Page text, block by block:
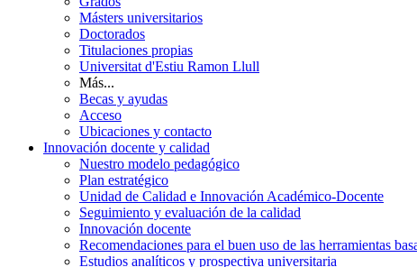
Másters universitarios
Doctorados
Titulaciones propias
Universitat d'Estiu Ramon Llull
Más...
Becas y ayudas
Acceso
Ubicaciones y contacto
Innovación docente y calidad
Nuestro modelo pedagógico
Plan estratégico
Unidad de Calidad e Innovación Académico-Docente
Seguimiento y evaluación de la calidad
Innovación docente
Recomendaciones para el buen uso de las herramientas
Estudios analíticos y prospectiva universitaria